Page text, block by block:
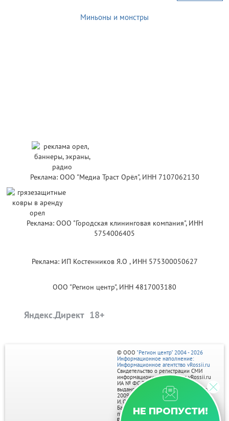
Миньоны и монстры
Реклама: ООО "Медиа Траст Орёл", ИНН 7107062130
Реклама: ООО "Городская клининговая компания", ИНН
5754006405
Реклама: ИП Костенников Я.О , ИНН 575300050627
ООО "Регион центр", ИНН 4817003180
Яндекс.Директ
НЕ ПРОПУСТИ!
© ООО "Регион центр" 2004 - 2026
Информационное наполнение:
Информационное агентство vRossii.ru
Свидетельство о регистрации СМИ
информационного агентства vRossii.ru
ИА № ФС 77‑35502
выдано РОСКОМНАДЗОРом 04 марта
2009г.
И. О. Главного редактора Нарыков А. Н.
Баннеры на портале размещаются на
правах рекламы.